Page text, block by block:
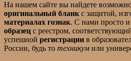
На нашем сайте вы найдете
оригинальный бланк с защитой,
материалах гознак. С нами просто и
образец с реестром,
успешной регистрации в
России, будь то техникум или